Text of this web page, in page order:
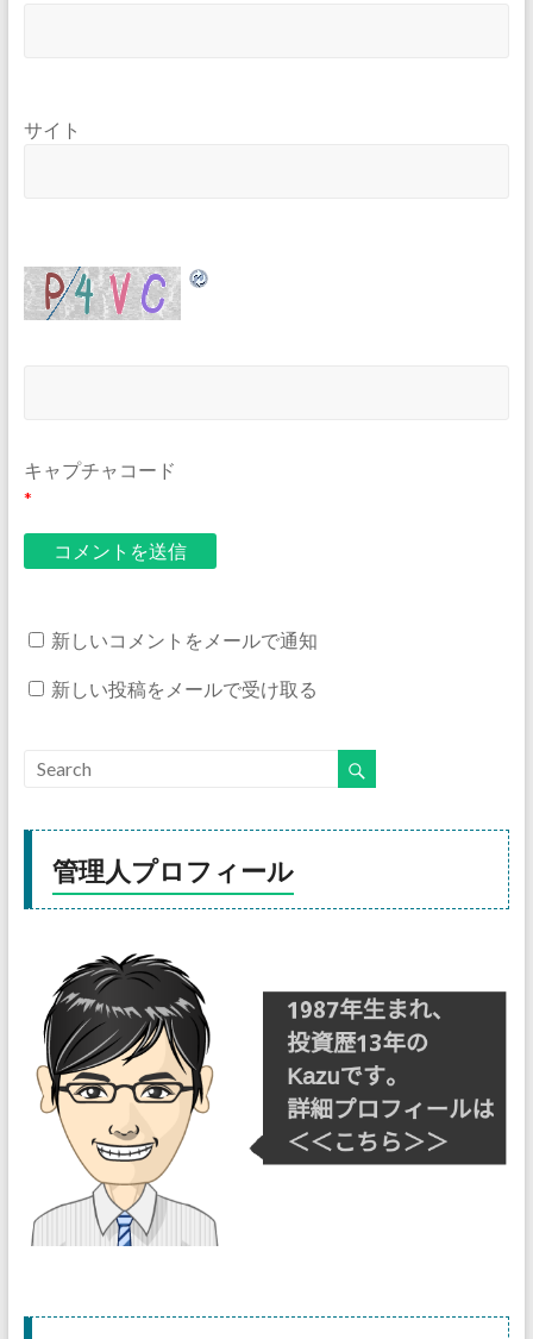
サイト
キャプチャコード
*
新しいコメントをメールで通知
新しい投稿をメールで受け取る
管理人プロフィール